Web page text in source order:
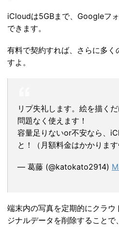
iCloudは5GBまで、Googleフ
できます。
有料で契約すれば、さらに多く
すよ。
リプ失礼します。絵を描く
問題なく使えます！
容量足りないor不安なら、
と！（月額料金はかかります
— 葛藤 (@katokato2914)
端末内の写真を定期的にクラウ
ジナルデータを削除すること